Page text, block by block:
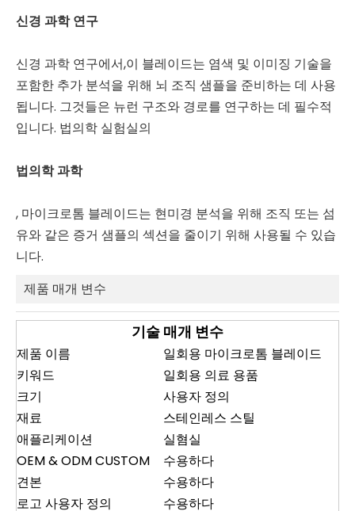
신경 과학 연구
신경 과학 연구에서,이 블레이드는 염색 및 이미징 기술을
포함한 추가 분석을 위해 뇌 조직 샘플을 준비하는 데 사용
됩니다. 그것들은 뉴런 구조와 경로를 연구하는 데 필수적
입니다. 법의학 실험실의
법의학 과학
, 마이크로톰 블레이드는 현미경 분석을 위해 조직 또는 섬
유와 같은 증거 샘플의 섹션을 줄이기 위해 사용될 수 있습
니다.
제품 매개 변수
기술 매개 변수
제품 이름
일회용 마이크로톰 블레이드
키워드
일회용 의료 용품
크기
사용자 정의
재료
스테인레스 스틸
애플리케이션
실혐실
OEM & ODM CUSTOM
수용하다
견본
수용하다
로고 사용자 정의
수용하다